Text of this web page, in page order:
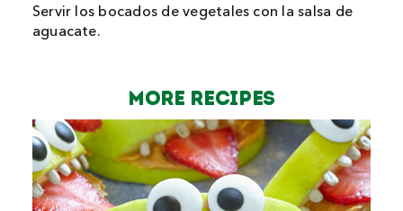
Servir los bocados de vegetales con la salsa de
aguacate.
MORE Recipes